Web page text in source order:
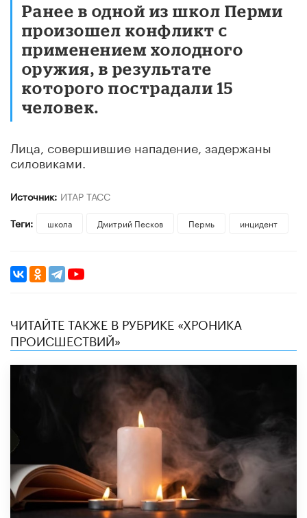
Ранее в одной из школ Перми
произошел конфликт с
применением холодного
оружия, в результате
которого пострадали 15
человек.
Лица, совершившие нападение, задержаны
силовиками.
Источник: ИТАР ТАСС
Теги:
школа Дмитрий Песков Пермь инцидент
ЧИТАЙТЕ ТАКЖЕ В РУБРИКЕ «ХРОНИКА
ПРОИСШЕСТВИЙ»